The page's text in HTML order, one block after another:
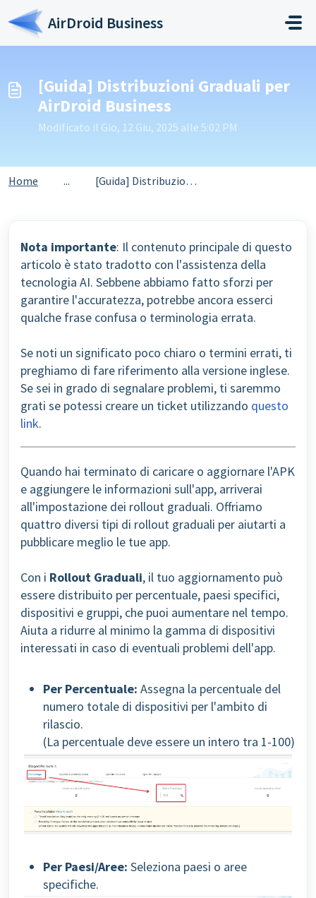
Salta al contenuto principale
AirDroid Business
[Guida] Distribuzioni Graduali per
AirDroid Business
Modificato il Gio, 12 Giu, 2025 alle 5:02 PM
Home ... [Guida] Distribuzioni Graduali per AirDroid Business
Nota importante: Il contenuto principale di questo
articolo è stato tradotto con l'assistenza della
tecnologia AI. Sebbene abbiamo fatto sforzi per
garantire l'accuratezza, potrebbe ancora esserci
qualche frase confusa o terminologia errata.
Se noti un significato poco chiaro o termini errati, ti
preghiamo di fare riferimento alla versione inglese.
Se sei in grado di segnalare problemi, ti saremmo
grati se potessi creare un ticket utilizzando questo
link.
Quando hai terminato di caricare o aggiornare l'APK
e aggiungere le informazioni sull'app, arriverai
all'impostazione dei rollout graduali. Offriamo
quattro diversi tipi di rollout graduali per aiutarti a
pubblicare meglio le tue app.
Con i Rollout Graduali, il tuo aggiornamento può
essere distribuito per percentuale, paesi specifici,
dispositivi e gruppi, che puoi aumentare nel tempo.
Aiuta a ridurre al minimo la gamma di dispositivi
interessati in caso di eventuali problemi dell'app.
Per Percentuale: Assegna la percentuale del
numero totale di dispositivi per l'ambito di
rilascio.
(La percentuale deve essere un intero tra 1-100)
Per Paesi/Aree: Seleziona paesi o aree
specifiche.